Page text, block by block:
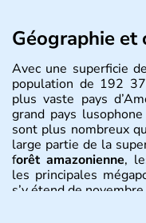
Géographie et
Avec une superficie
population de 192
plus vaste pays
grand pays
sont plus nombreux
large partie de la
forêt amazonienne,
les principales
s’y étend de novembre